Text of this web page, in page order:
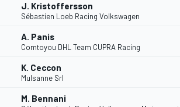
J. Kristoffersson
Sébastien Loeb Racing Volkswagen
A. Panis
Comtoyou DHL Team CUPRA Racing
K. Ceccon
Mulsanne Srl
M. Bennani